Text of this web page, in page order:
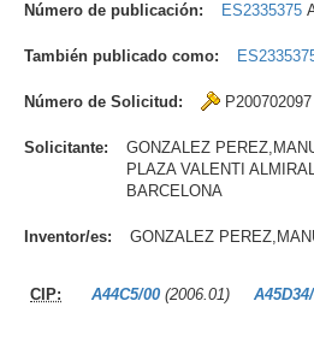
Número de publicación: ES2335375
También publicado como:
Número de Solicitud:
Solicitante:
GONZALEZ
PLAZA VALENTI
BARCELONA
Inventor/es: GONZALEZ
CIP: A44C5/00 (2006.01)